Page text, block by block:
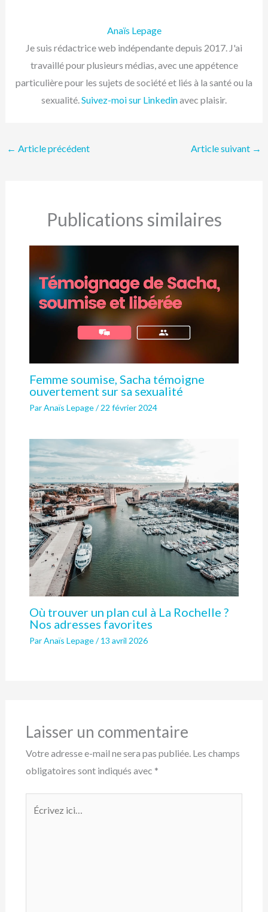
Anaïs Lepage
Je suis rédactrice web indépendante depuis 2017. J'ai
travaillé pour plusieurs médias, avec une appétence
particulière pour les sujets de société et liés à la santé ou la
sexualité. Suivez-moi sur Linkedinavec plaisir.
← Article précédent Article suivant →
Publications similaires
Femme soumise, Sacha témoigne
ouvertement sur sa sexualité
ParAnaïs Lepage/22 février 2024
Où trouver un plan cul à La Rochelle ?
Nos adresses favorites
ParAnaïs Lepage/13 avril 2026
Laisser un commentaire
Votre adresse e-mail ne sera pas publiée. Les champs
obligatoires sont indiqués avec *